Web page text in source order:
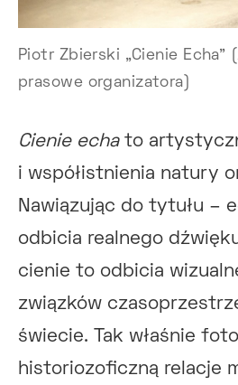
Piotr Zbierski „Cienie Echa”
prasowe organizatora)
Cienie echato
i współistnienia natury
Nawiązując do tytułu –
odbicia realnego
cienie to odbicia
związków
świecie. Tak właśnie
historiozoficzną relacje